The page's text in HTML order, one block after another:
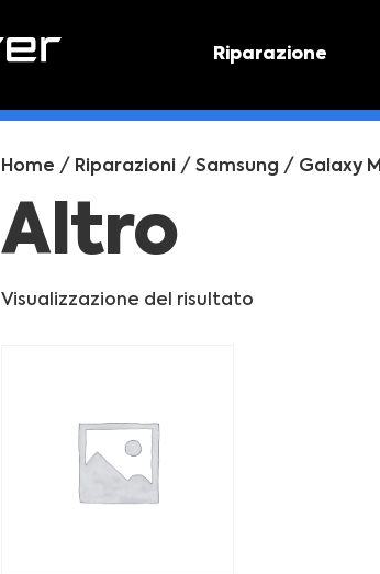
Riparazione
PREVENTIVO
Preventivo online
Home / Riparazioni / Samsung / Galaxy M
Altro
Visualizzazione del risultato